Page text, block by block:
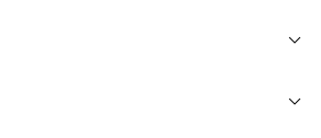
keyboard_arrow_down
keyboard_arrow_down